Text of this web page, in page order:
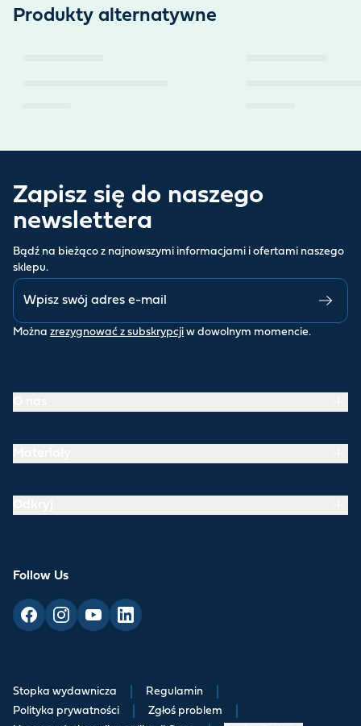
Produkty alternatywne
Zapisz się do naszego
newslettera
Bądź na bieżąco z najnowszymi informacjami i ofertami naszego
sklepu.
Można zrezygnować z subskrypcji w dowolnym momencie.
Follow Us
Stopka wydawnicza Regulamin
Polityka prywatności Zgłoś problem